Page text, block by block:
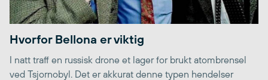
Hvorfor Bellona er viktig
I natt traff en russisk drone et lager for brukt atombrensel
ved Tsjornobyl. Det er akkurat denne typen hendelser